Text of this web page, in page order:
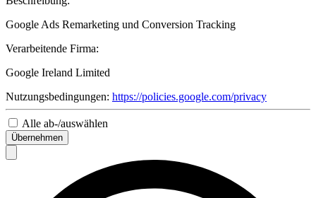
Google Ads Remarketing und Conversion Tracking
Verarbeitende Firma:
Google Ireland Limited
Nutzungsbedingungen: https://policies.google.com/privacy
Alle ab-/auswählen
Übernehmen